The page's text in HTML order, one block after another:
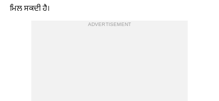
ਮਿਲ ਸਕਦੀ ਹੈ।
ADVERTISEMENT